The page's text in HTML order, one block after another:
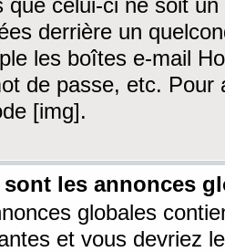
que celui-ci ne soit
derrière un
les boîtes e-mail
de passe, etc. Pour
[img].
sont les annonces
globales
et vous devriez